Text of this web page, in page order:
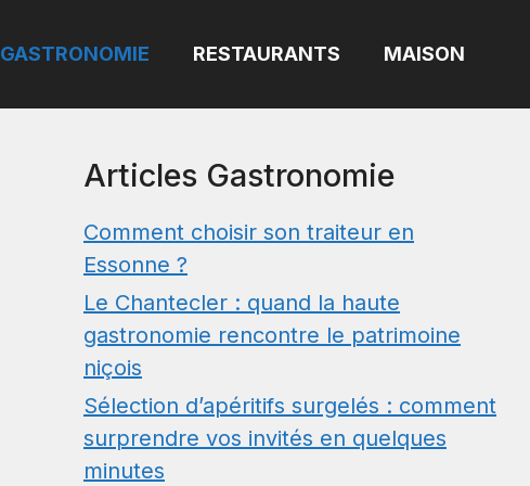
GASTRONOMIE RESTAURANTS MAISON
Articles Gastronomie
Comment choisir son traiteur en
Essonne ?
Le Chantecler : quand la haute
gastronomie rencontre le patrimoine
niçois
Sélection d’apéritifs surgelés : comment
surprendre vos invités en quelques
minutes